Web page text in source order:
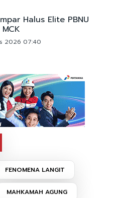
Halus Elite PBNU
2026 07:40
FENOMENA LANGIT
MAHKAMAH AGUNG